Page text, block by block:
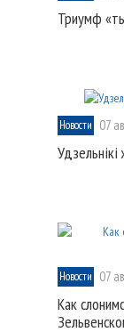
Триумф
Новости 07
Новости 07
Как